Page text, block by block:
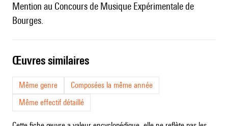
Mention au Concours de Musique Expérimentale de
Bourges.
œuvres similaires
Même genre
Composées la même année
Même effectif détaillé